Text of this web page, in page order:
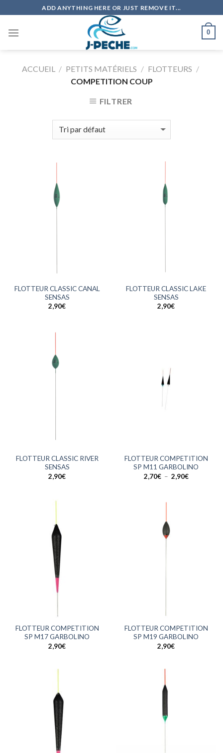
to
content
ADD ANYTHING HERE OR JUST REMOVE IT...
0
ACCUEIL / PETITS MATÉRIELS / FLOTTEURS /
COMPETITION COUP
FILTRER
FLOTTEUR CLASSIC CANAL
SENSAS
2,90€
FLOTTEUR CLASSIC LAKE
SENSAS
2,90€
FLOTTEUR CLASSIC RIVER
SENSAS
2,90€
FLOTTEUR COMPETITION
SP M11 GARBOLINO
2,70€ – 2,90€Plage
FLOTTEUR COMPETITION
SP M17 GARBOLINO
2,90€
FLOTTEUR COMPETITION
SP M19 GARBOLINO
2,90€